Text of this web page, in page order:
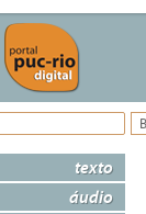
texto
áudio